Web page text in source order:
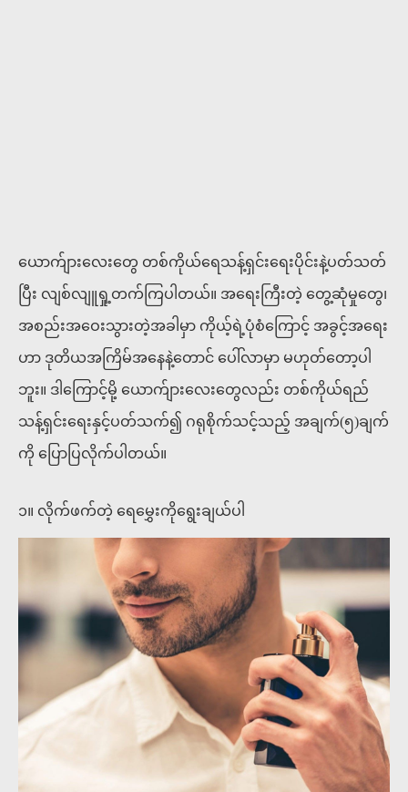
ယောက်ျားလေးတွေ တစ်ကိုယ်ရေသန့်ရှင်းရေးပိုင်းနဲ့ပတ်သတ်
ပြီး လျစ်လျူရှု့တက်ကြပါတယ်။ အရေးကြီးတဲ့ တွေ့ဆုံမှုတွေ၊
အစည်းအဝေးသွားတဲ့အခါမှာ ကိုယ့်ရဲ့ပုံစံကြောင့် အခွင့်အရေး
ဟာ ဒုတိယအကြိမ်အနေနဲ့တောင် ပေါ်လာမှာ မဟုတ်တော့ပါ
ဘူး။ ဒါကြောင့်မို့ ယောက်ျားလေးတွေလည်း တစ်ကိုယ်ရည်
သန့်ရှင်းရေးနှင့်ပတ်သက်၍ ဂရုစိုက်သင့်သည့် အချက်(၅)ချက်
ကို ပြောပြလိုက်ပါတယ်။
၁။ လိုက်ဖက်တဲ့ ရေမွှေးကိုရွေးချယ်ပါ